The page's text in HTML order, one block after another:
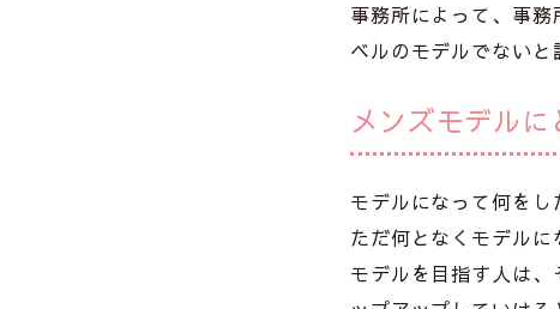
事務所によって、事
ベルのモデルでないと
メンズモデル
モデルになって何をし
ただ何となくモデル
モデルを目指す人は